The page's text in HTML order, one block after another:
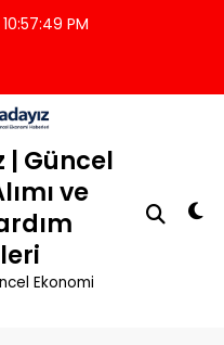
10:57:50 PM
| Güncel
ve
Ekonomi